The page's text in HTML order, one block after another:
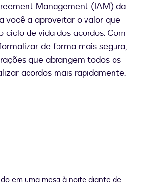
Management (IAM) da
você a aproveitar o valor que
ciclo de vida dos acordos. Com
de forma mais segura,
que abrangem todos os
acordos mais rapidamente.